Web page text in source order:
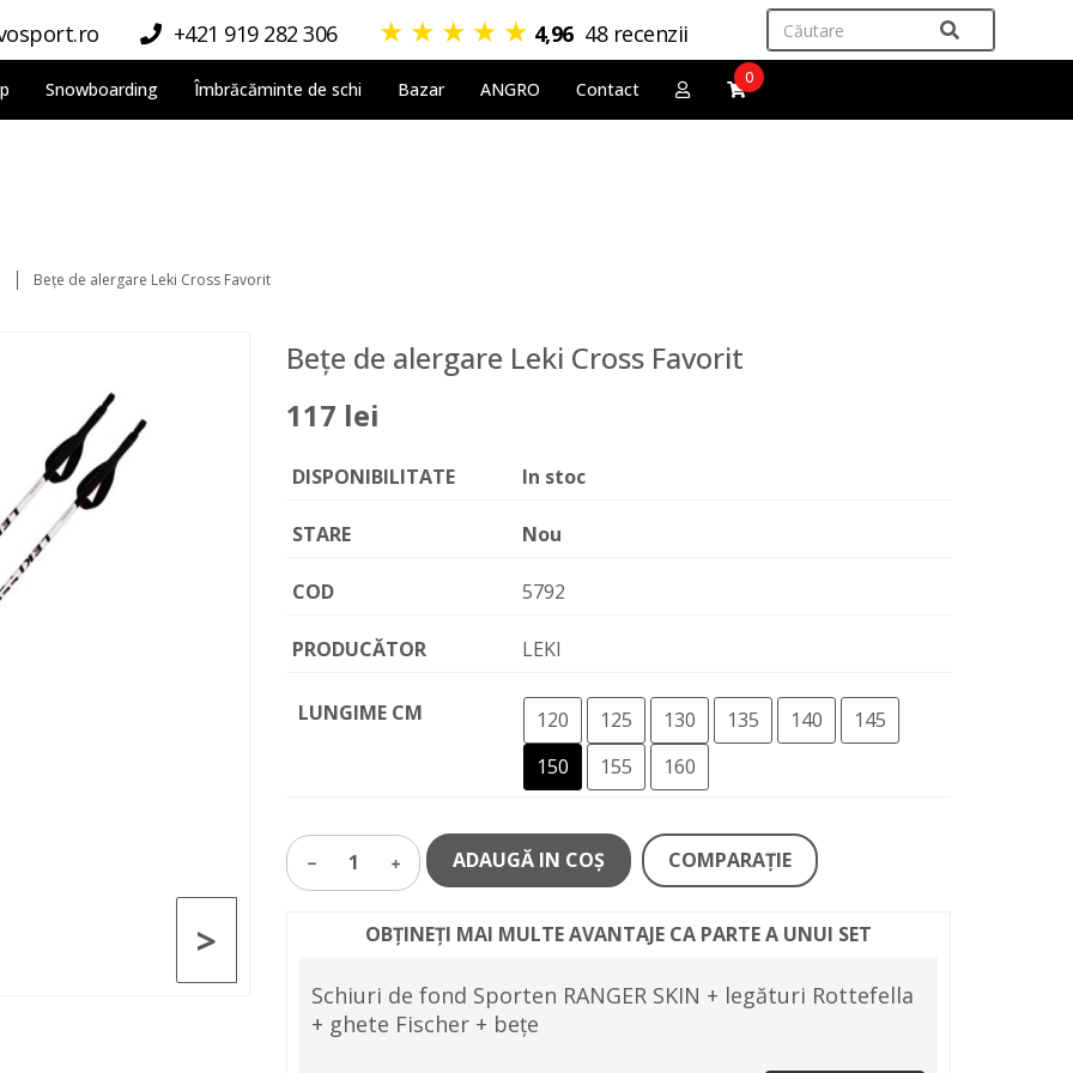
+421 919 282 306 ★ ★ ★ ★ ★ 4,96 48 recenzii
Snowboarding Îmbrăcăminte de schi Bazar ANGRO Contact
0
Bețe de alergare Leki Cross Favorit
>
Bețe de alergare Leki Cross Favorit
117 lei
DISPONIBILITATE In stoc
STARE Nou
COD 5792
PRODUCĂTOR LEKI
LUNGIME CM 120 125 130 135 140
145
150
155 160
1 ADAUGĂ IN COŞ COMPARAŢIE
OBȚINEȚI MAI MULTE AVANTAJE CA PARTE A UNUI SET
Schiuri de fond Sporten RANGER SKIN + legături Rottefella
+ ghete Fischer + bețe